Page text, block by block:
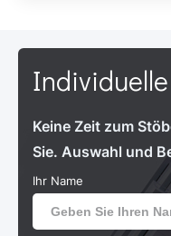
Keine Zeit zum
Sie. Auswahl und
Ihr Name